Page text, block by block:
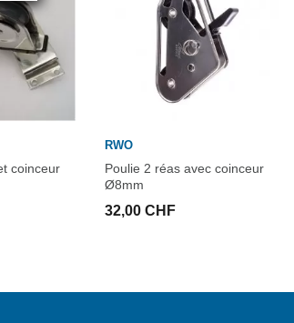
coinceur
RWO
Poulie 2 réas avec coinceur
Ø8mm
32,00 CHF